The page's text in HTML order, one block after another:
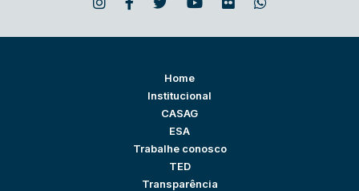
Home
Institucional
CASAG
ESA
Trabalhe conosco
TED
Transparência